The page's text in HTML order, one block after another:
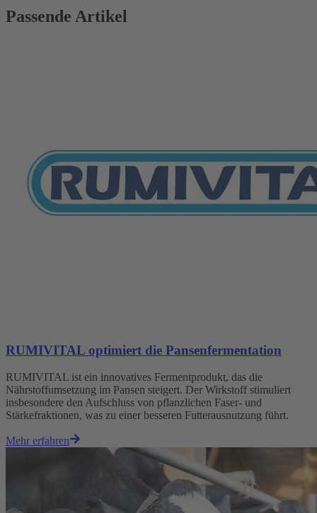
Passende Artikel
RUMIVITAL optimiert die Pansenfermentation
RUMIVITAL ist ein innovatives Fermentprodukt, das die
Nährstoffumsetzung im Pansen steigert. Der Wirkstoff stimuliert
insbesondere den Aufschluss von pflanzlichen Faser- und
Stärkefraktionen, was zu einer besseren Futterausnutzung führt.
Mehr erfahren